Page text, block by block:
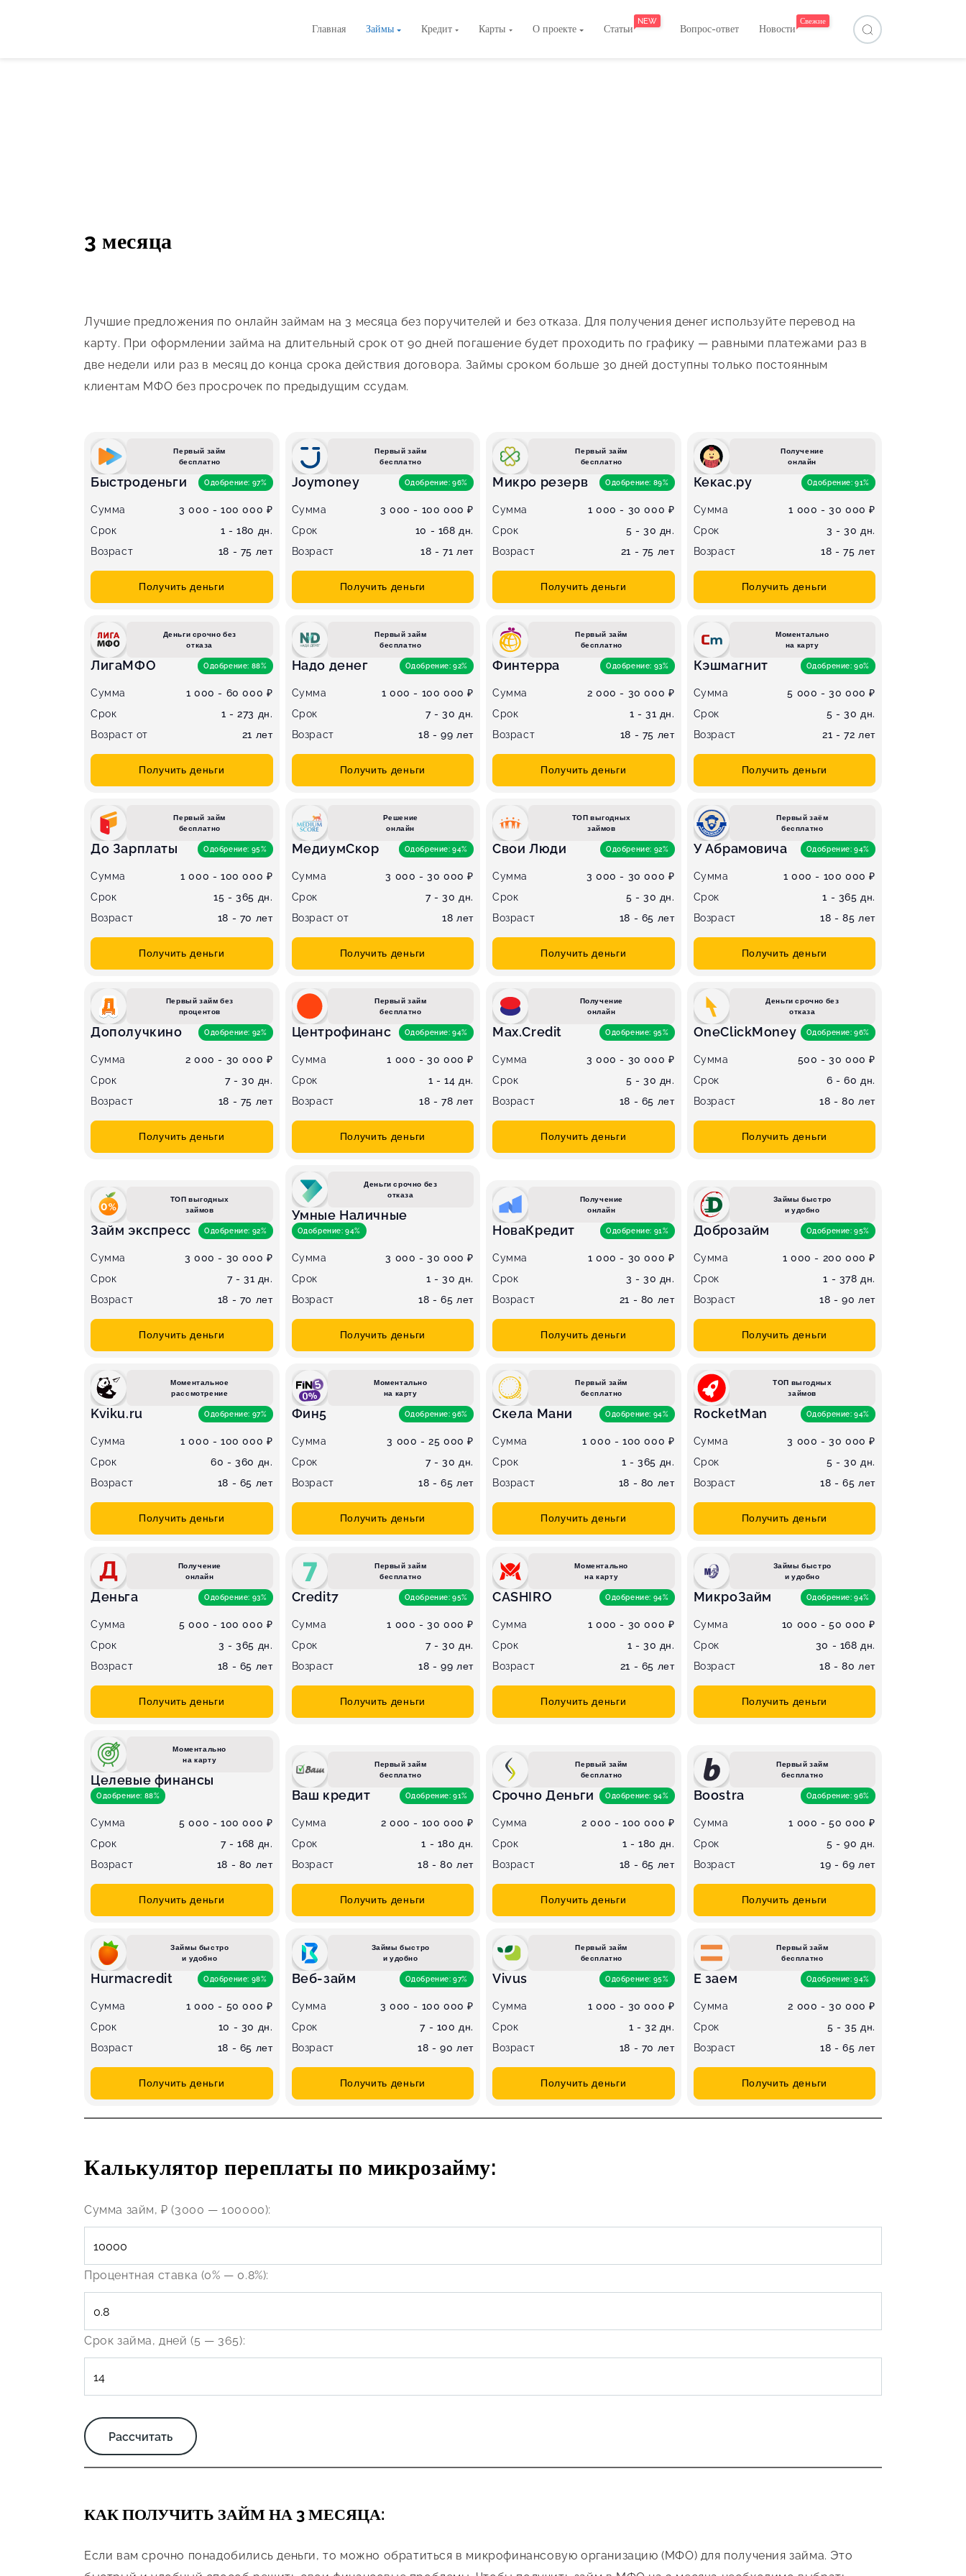
Главная Займы Кредит Карты О проекте Статьи
NEW
Вопрос-ответ Новости
Свежие
3 месяца
Лучшие предложения по онлайн займам на 3 месяца без поручителей и без отказа. Для получения денег используйте перевод на
карту. При оформлении займа на длительный срок от 90 дней погашение будет проходить по графику — равными платежами раз в
две недели или раз в месяц до конца срока действия договора. Займы сроком больше 30 дней доступны только постоянным
клиентам МФО без просрочек по предыдущим ссудам.
Первый займ
бесплатно
Быстроденьги Одобрение: 97%
Сумма
3 000 - 100 000 ₽
Срок
1 - 180 дн.
Возраст
18 - 75 лет
Получить деньги
Первый займ
бесплатно
Joymoney Одобрение: 96%
Сумма
3 000 - 100 000 ₽
Срок
10 - 168 дн.
Возраст
18 - 71 лет
Получить деньги
Первый займ
бесплатно
Микро резерв Одобрение: 89%
Сумма
1 000 - 30 000 ₽
Срок
5 - 30 дн.
Возраст
21 - 75 лет
Получить деньги
Получение
онлайн
Кекас.ру Одобрение: 91%
Сумма
1 000 - 30 000 ₽
Срок
3 - 30 дн.
Возраст
18 - 75 лет
Получить деньги
Деньги срочно без
отказа
ЛигаМФО Одобрение: 88%
Сумма
1 000 - 60 000 ₽
Срок
1 - 273 дн.
Возраст от
21 лет
Получить деньги
Первый займ
бесплатно
Надо денег Одобрение: 92%
Сумма
1 000 - 100 000 ₽
Срок
7 - 30 дн.
Возраст
18 - 99 лет
Получить деньги
Первый займ
бесплатно
Финтерра Одобрение: 93%
Сумма
2 000 - 30 000 ₽
Срок
1 - 31 дн.
Возраст
18 - 75 лет
Получить деньги
Моментально
на карту
Кэшмагнит Одобрение: 90%
Сумма
5 000 - 30 000 ₽
Срок
5 - 30 дн.
Возраст
21 - 72 лет
Получить деньги
Первый займ
бесплатно
До Зарплаты Одобрение: 95%
Сумма
1 000 - 100 000 ₽
Срок
15 - 365 дн.
Возраст
18 - 70 лет
Получить деньги
Решение
онлайн
МедиумСкор Одобрение: 94%
Сумма
3 000 - 30 000 ₽
Срок
7 - 30 дн.
Возраст от
18 лет
Получить деньги
ТОП выгодных
займов
Свои Люди Одобрение: 92%
Сумма
3 000 - 30 000 ₽
Срок
5 - 30 дн.
Возраст
18 - 65 лет
Получить деньги
Первый заём
бесплатно
У Абрамовича Одобрение: 94%
Сумма
1 000 - 100 000 ₽
Срок
1 - 365 дн.
Возраст
18 - 85 лет
Получить деньги
Первый займ без
процентов
Дополучкино Одобрение: 92%
Сумма
2 000 - 30 000 ₽
Срок
7 - 30 дн.
Возраст
18 - 75 лет
Получить деньги
Первый займ
бесплатно
Центрофинанс Одобрение: 94%
Сумма
1 000 - 30 000 ₽
Срок
1 - 14 дн.
Возраст
18 - 78 лет
Получить деньги
Получение
онлайн
Max.Credit Одобрение: 95%
Сумма
3 000 - 30 000 ₽
Срок
5 - 30 дн.
Возраст
18 - 65 лет
Получить деньги
Деньги срочно без
отказа
OneClickMoney Одобрение: 96%
Сумма
500 - 30 000 ₽
Срок
6 - 60 дн.
Возраст
18 - 80 лет
Получить деньги
ТОП выгодных
займов
Займ экспресс Одобрение: 92%
Сумма
3 000 - 30 000 ₽
Срок
7 - 31 дн.
Возраст
18 - 70 лет
Получить деньги
Деньги срочно без
отказа
Умные Наличные
Одобрение: 94%
Сумма
3 000 - 30 000 ₽
Срок
1 - 30 дн.
Возраст
18 - 65 лет
Получить деньги
Получение
онлайн
НоваКредит Одобрение: 91%
Сумма
1 000 - 30 000 ₽
Срок
3 - 30 дн.
Возраст
21 - 80 лет
Получить деньги
Займы быстро
и удобно
Доброзайм Одобрение: 95%
Сумма
1 000 - 200 000 ₽
Срок
1 - 378 дн.
Возраст
18 - 90 лет
Получить деньги
Моментальное
рассмотрение
Kviku.ru Одобрение: 97%
Сумма
1 000 - 100 000 ₽
Срок
60 - 360 дн.
Возраст
18 - 65 лет
Получить деньги
Моментально
на карту
Фин5 Одобрение: 96%
Сумма
3 000 - 25 000 ₽
Срок
7 - 30 дн.
Возраст
18 - 65 лет
Получить деньги
Первый займ
бесплатно
Скела Мани Одобрение: 94%
Сумма
1 000 - 100 000 ₽
Срок
1 - 365 дн.
Возраст
18 - 80 лет
Получить деньги
ТОП выгодных
займов
RocketMan Одобрение: 94%
Сумма
3 000 - 30 000 ₽
Срок
5 - 30 дн.
Возраст
18 - 65 лет
Получить деньги
Получение
онлайн
Деньга Одобрение: 93%
Сумма
5 000 - 100 000 ₽
Срок
3 - 365 дн.
Возраст
18 - 65 лет
Получить деньги
Первый займ
бесплатно
Credit7 Одобрение: 95%
Сумма
1 000 - 30 000 ₽
Срок
7 - 30 дн.
Возраст
18 - 99 лет
Получить деньги
Моментально
на карту
CASHIRO Одобрение: 94%
Сумма
1 000 - 30 000 ₽
Срок
1 - 30 дн.
Возраст
21 - 65 лет
Получить деньги
Займы быстро
и удобно
МикроЗайм Одобрение: 94%
Сумма
10 000 - 50 000 ₽
Срок
30 - 168 дн.
Возраст
18 - 80 лет
Получить деньги
Моментально
на карту
Целевые финансы
Одобрение: 88%
Сумма
5 000 - 100 000 ₽
Срок
7 - 168 дн.
Возраст
18 - 80 лет
Получить деньги
Первый займ
бесплатно
Ваш кредит Одобрение: 91%
Сумма
2 000 - 100 000 ₽
Срок
1 - 180 дн.
Возраст
18 - 80 лет
Получить деньги
Первый займ
бесплатно
Срочно Деньги Одобрение: 94%
Сумма
2 000 - 100 000 ₽
Срок
1 - 180 дн.
Возраст
18 - 65 лет
Получить деньги
Первый займ
бесплатно
Boostra Одобрение: 96%
Сумма
1 000 - 50 000 ₽
Срок
5 - 90 дн.
Возраст
19 - 69 лет
Получить деньги
Займы быстро
и удобно
Hurmacredit Одобрение: 98%
Сумма
1 000 - 50 000 ₽
Срок
10 - 30 дн.
Возраст
18 - 65 лет
Получить деньги
Займы быстро
и удобно
Веб-займ Одобрение: 97%
Сумма
3 000 - 100 000 ₽
Срок
7 - 100 дн.
Возраст
18 - 90 лет
Получить деньги
Первый займ
бесплатно
Vivus Одобрение: 95%
Сумма
1 000 - 30 000 ₽
Срок
1 - 32 дн.
Возраст
18 - 70 лет
Получить деньги
Первый займ
бесплатно
Е заем Одобрение: 94%
Сумма
2 000 - 30 000 ₽
Срок
5 - 35 дн.
Возраст
18 - 65 лет
Получить деньги
Калькулятор переплаты по микрозайму:
Сумма займ, ₽ (3000 — 100000):
Процентная ставка (0% — 0.8%):
Срок займа, дней (5 — 365):
КАК ПОЛУЧИТЬ ЗАЙМ НА 3 МЕСЯЦА:
Если вам срочно понадобились деньги, то можно обратиться в микрофинансовую организацию (МФО) для получения займа. Это